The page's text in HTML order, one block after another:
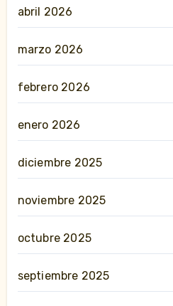
abril 2026
marzo 2026
febrero 2026
enero 2026
diciembre 2025
noviembre 2025
octubre 2025
septiembre 2025